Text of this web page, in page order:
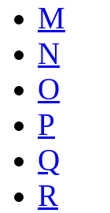
M
N
O
P
Q
R